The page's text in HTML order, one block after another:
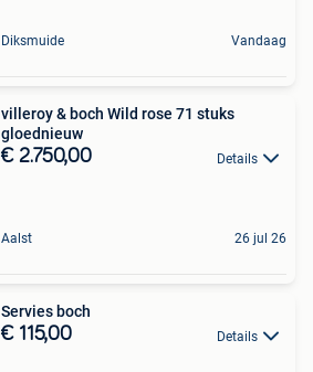
Diksmuide Vandaag
villeroy & boch Wild rose 71 stuks
gloednieuw
€ 2.750,00 Details
Aalst 26 jul 26
Servies boch
€ 115,00 Details